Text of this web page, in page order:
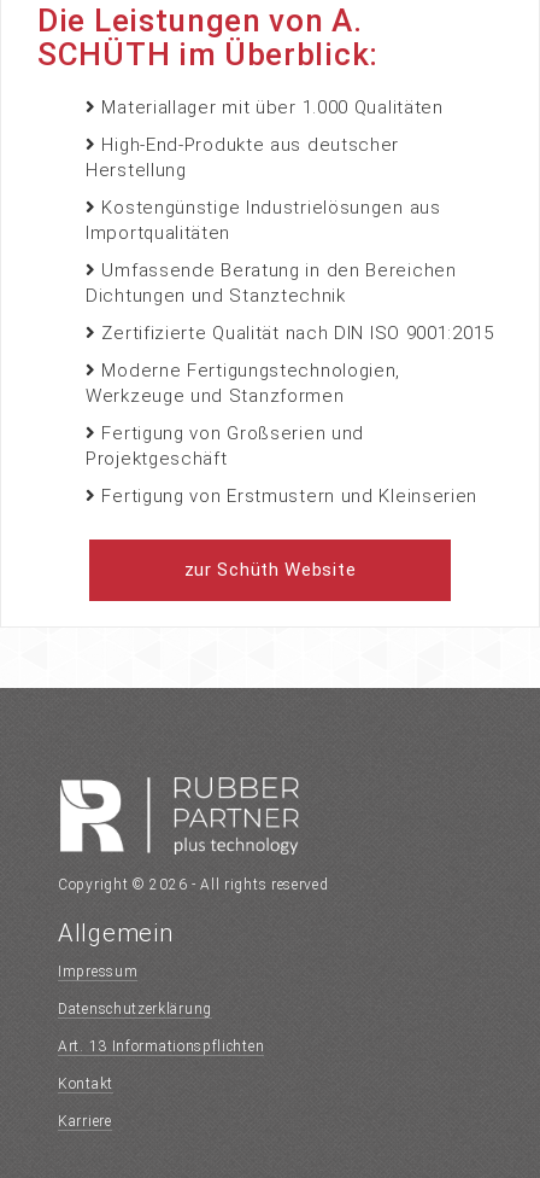
Die Leistungen von A.
SCHÜTH im Überblick:
Materiallager mit über 1.000 Qualitäten
High-End-Produkte aus deutscher
Herstellung
Kostengünstige Industrielösungen aus
Importqualitäten
Umfassende Beratung in den Bereichen
Dichtungen und Stanztechnik
Zertifizierte Qualität nach DIN ISO 9001:2015
Moderne Fertigungstechnologien,
Werkzeuge und Stanzformen
Fertigung von Großserien und
Projektgeschäft
Fertigung von Erstmustern und Kleinserien
zur Schüth Website
Copyright © 2026 - All rights reserved
Allgemein
Impressum
Datenschutzerklärung
Art. 13 Informationspflichten
Kontakt
Karriere